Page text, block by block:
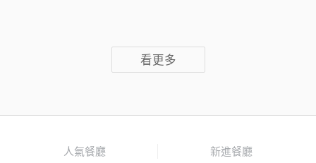
看更多
人氣餐廳 新進餐廳